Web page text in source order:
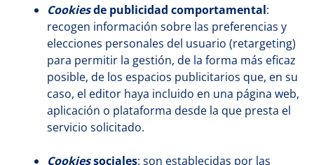
Cookiesde publicidad comportamental:
recogen información sobre las preferencias y
elecciones personales del usuario (retargeting)
para permitir la gestión, de la forma más eficaz
posible, de los espacios publicitarios que, en su
caso, el editor haya incluido en una página web,
aplicación o plataforma desde la que presta el
servicio solicitado.
Cookiessociales: son establecidas por las